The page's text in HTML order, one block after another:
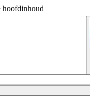
hoofdinhoud